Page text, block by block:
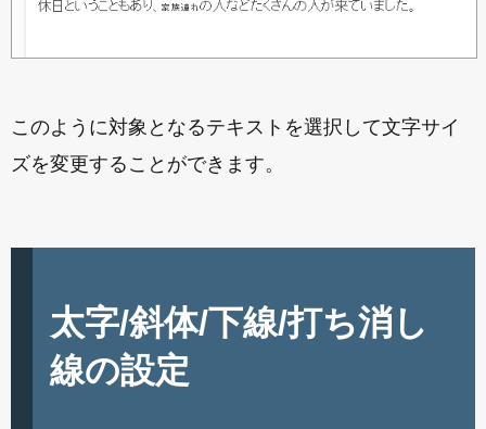
このように対象となるテキストを選択して文字サイ
ズを変更することができます。
太字/斜体/下線/打ち消し
線の設定